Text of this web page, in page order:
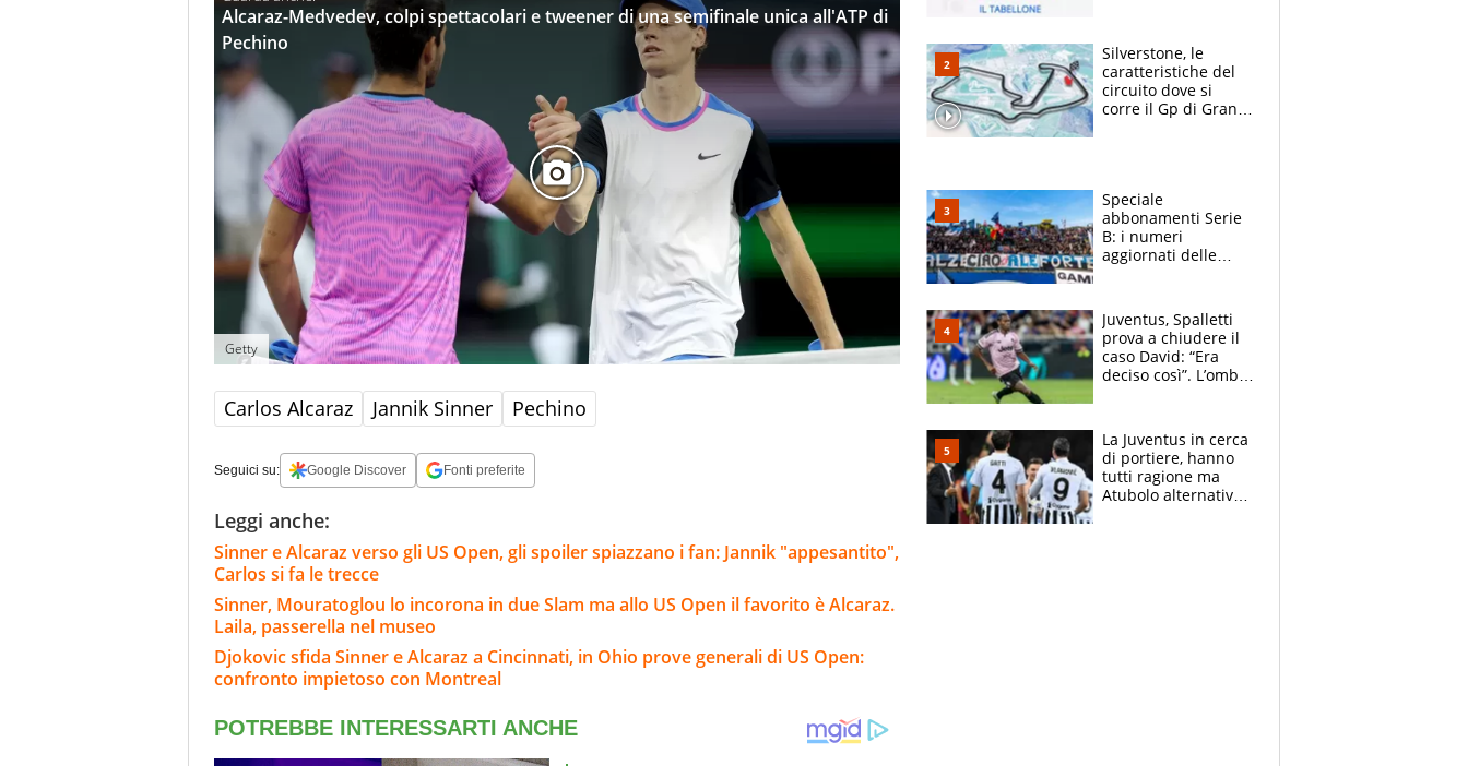
Alcaraz-Medvedev, colpi spettacolari e tweener di una semifinale unica all'ATP di
Pechino
Getty
Carlos Alcaraz Jannik Sinner Pechino
Seguici su: Google Discover Fonti preferite
Leggi anche:
Sinner e Alcaraz verso gli US Open, gli spoiler spiazzano i fan: Jannik "appesantito",
Carlos si fa le trecce
Sinner, Mouratoglou lo incorona in due Slam ma allo US Open il favorito è Alcaraz.
Laila, passerella nel museo
Djokovic sfida Sinner e Alcaraz a Cincinnati, in Ohio prove generali di US Open:
confronto impietoso con Montreal
Silverstone, le
caratteristiche del
circuito dove si
corre il Gp di Gran
Speciale
abbonamenti Serie
B: i numeri
aggiornati delle
Juventus, Spalletti
prova a chiudere il
caso David: “Era
deciso così”. L’ombra
La Juventus in cerca
di portiere, hanno
tutti ragione ma
Atubolo alternativa